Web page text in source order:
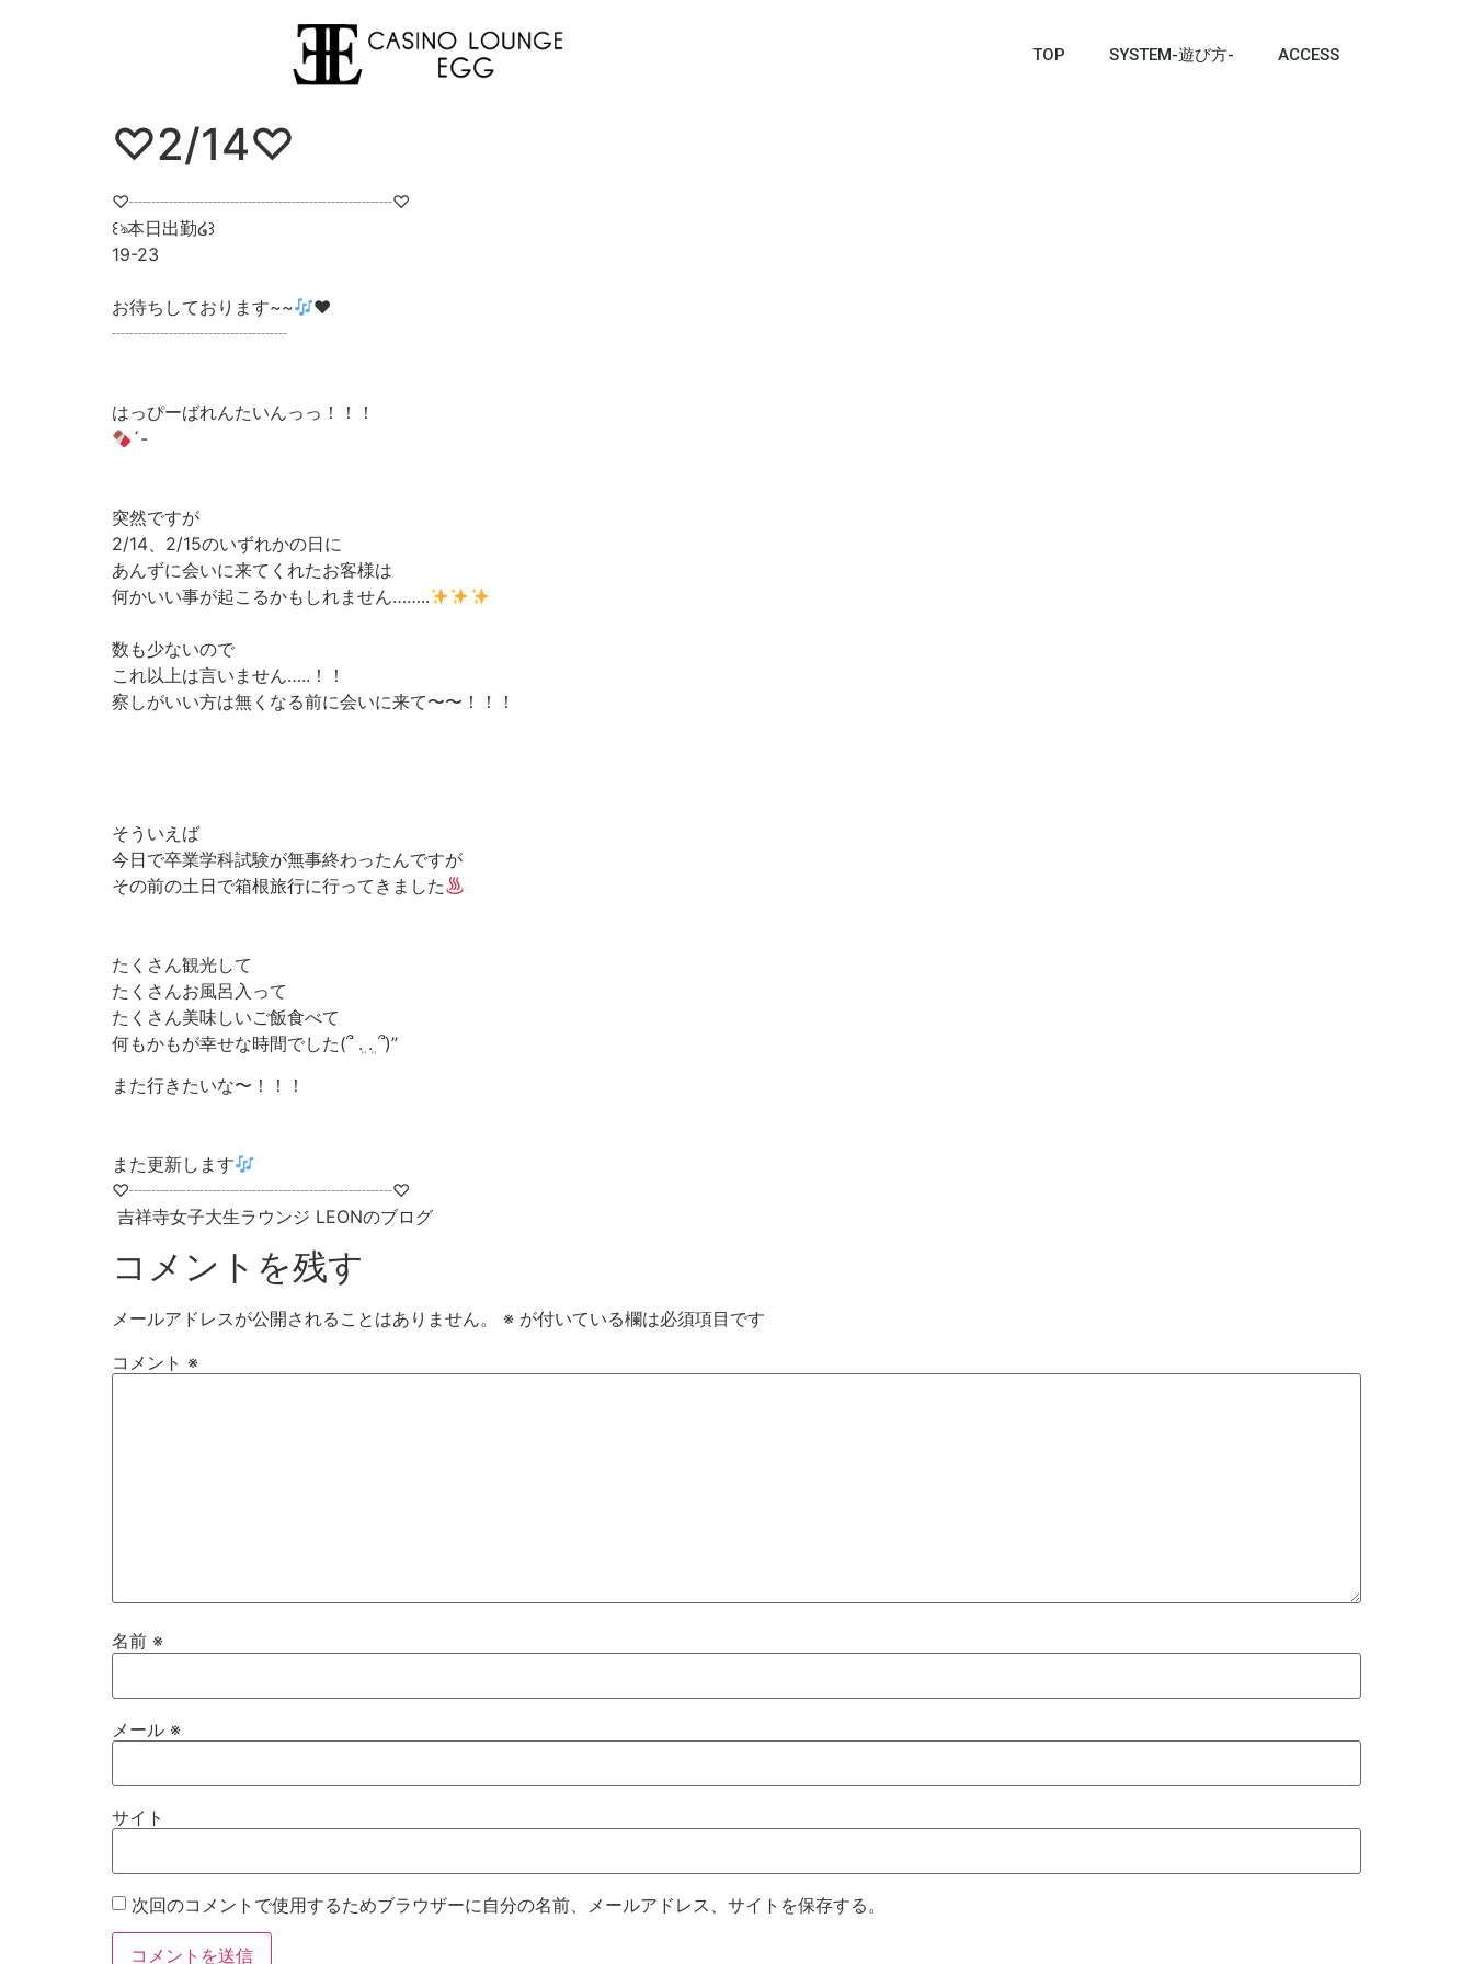
TOP SYSTEM-遊び方- ACCESS
♡2/14♡
♡┈┈┈┈┈┈┈┈┈┈┈┈┈┈┈♡
꒰ঌ本日出勤໒꒱
19-23
お待ちしております~~
❤︎
┈┈┈┈┈┈┈┈┈┈
はっぴーばれんたいんっっ！！！
´-
突然ですが
2/14、2/15のいずれかの日に
あんずに会いに来てくれたお客様は
何かいい事が起こるかもしれません……..
数も少ないので
これ以上は言いません…..！！
察しがいい方は無くなる前に会いに来て〜〜！！！
そういえば
今日で卒業学科試験が無事終わったんですが
その前の土日で箱根旅行に行ってきました
たくさん観光して
たくさんお風呂入って
たくさん美味しいご飯食べて
何もかもが幸せな時間でした(՞ ܸ. .ܸ ՞)”
また行きたいな〜！！！
また更新します
♡┈┈┈┈┈┈┈┈┈┈┈┈┈┈┈♡
吉祥寺女子大生ラウンジ LEONのブログ
コメントを残す
メールアドレスが公開されることはありません。 ※ が付いている欄は必須項目です
コメント ※
名前 ※
メール ※
サイト
次回のコメントで使用するためブラウザーに自分の名前、メールアドレス、サイトを保存する。